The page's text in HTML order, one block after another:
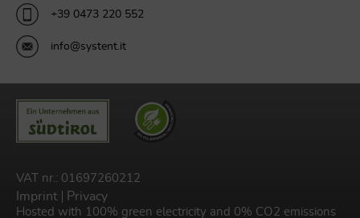
+39 0473 220 552
info@systent.it
VAT nr.: 01697260212
Imprint Privacy
Hosted with 100% green electricity and 0% CO2 emissions